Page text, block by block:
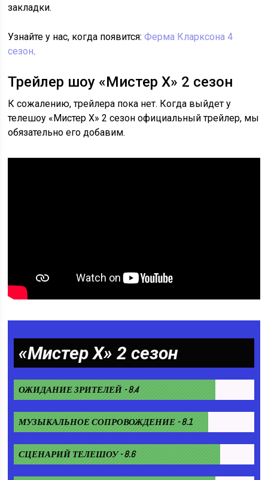
закладки.
Узнайте у нас, когда появится:Ферма Кларксона 4
сезон.
Трейлер шоу «Мистер Х» 2 сезон
К сожалению, трейлера пока нет. Когда выйдет у
телешоу «Мистер Х» 2 сезон официальный трейлер, мы
обязательно его добавим.
«Мистер Х» 2 сезон
ОЖИДАНИЕ ЗРИТЕЛЕЙ - 8.4
МУЗЫКАЛЬНОЕ СОПРОВОЖДЕНИЕ - 8.1
СЦЕНАРИЙ ТЕЛЕШОУ - 8.6